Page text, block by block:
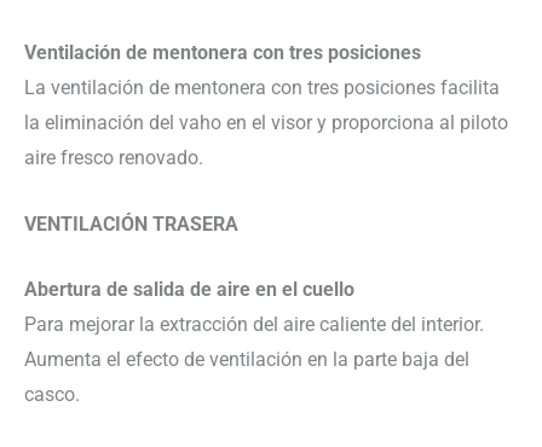
Ventilación de mentonera con tres posiciones
La ventilación de mentonera con tres posiciones facilita
la eliminación del vaho en el visor y proporciona al piloto
aire fresco renovado.
VENTILACIÓN TRASERA
Abertura de salida de aire en el cuello
Para mejorar la extracción del aire caliente del interior.
Aumenta el efecto de ventilación en la parte baja del
casco.